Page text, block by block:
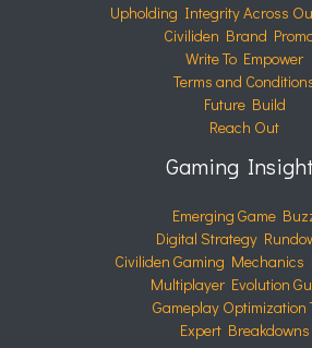
Upholding Integrity Across
Civiliden Brand
Write To Empower
Terms and
Future Build
Reach Out
Gaming
Emerging Game
Digital Strategy
Civiliden Gaming Mechanics
Multiplayer Evolution
Gameplay Optimization
Expert Breakdowns